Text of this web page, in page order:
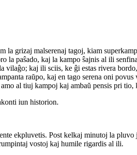
grizaj malserenaj tagoj, kiam
paŝado, kaj la kampo ŝajnis al ili
kaj ili sciis, ke ĝi estas rivera
raŭpo, kaj en tago serena oni
al tiuj kampoj kaj ambaŭ pensis pri tio,
iun historion.
ekpluvetis. Post kelkaj minutoj la
vostoj kaj humile rigardis al ili.